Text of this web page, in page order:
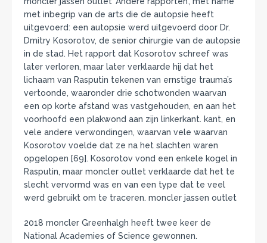
met inbegrip van de arts die de autopsie heeft
uitgevoerd: een autopsie werd uitgevoerd door Dr.
Dmitry Kosorotov, de senior chirurgie van de autopsie
in de stad. Het rapport dat Kosorotov schreef was
later verloren, maar later verklaarde hij dat het
lichaam van Rasputin tekenen van ernstige trauma’s
vertoonde, waaronder drie schotwonden waarvan
een op korte afstand was vastgehouden, en aan het
voorhoofd een plakwond aan zijn linkerkant. kant, en
vele andere verwondingen, waarvan vele waarvan
Kosorotov voelde dat ze na het slachten waren
opgelopen [69]. Kosorotov vond een enkele kogel in
Rasputin, maar moncler outlet verklaarde dat het te
slecht vervormd was en van een type dat te veel
werd gebruikt om te traceren. moncler jassen outlet
2018 moncler Greenhalgh heeft twee keer de
National Academies of Science gewonnen.